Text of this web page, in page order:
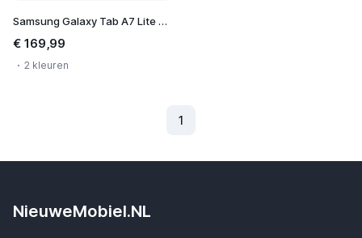
Samsung Galaxy Tab A7 Lite WiFi
€ 169,99
2 kleuren
1
NieuweMobiel.NL